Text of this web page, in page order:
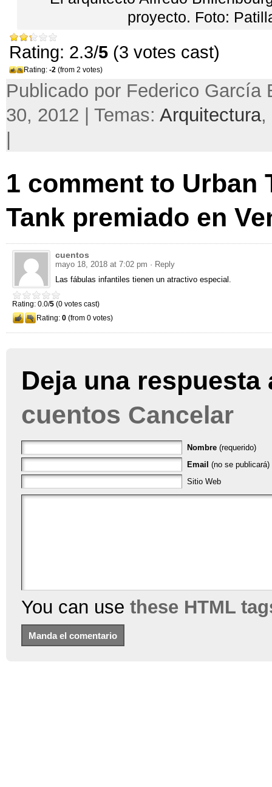
proyecto. Foto:
Rating: 2.3/5 (3 votes cast)
Rating: -2 (from 2 votes)
Publicado por Federico García
30, 2012 | Temas: Arquitectura,
1 comment to Urban
Tank premiado en
cuentos
mayo 18, 2018 at 7:02 pm · Reply
Las fábulas infantiles tienen un atractivo especial.
Rating: 0.0/5 (0 votes cast)
Rating: 0 (from 0 votes)
Deja una respuesta
cuentos Cancelar
Nombre (requerido)
Email (no se publicará)
Sitio Web
You can use these HTML